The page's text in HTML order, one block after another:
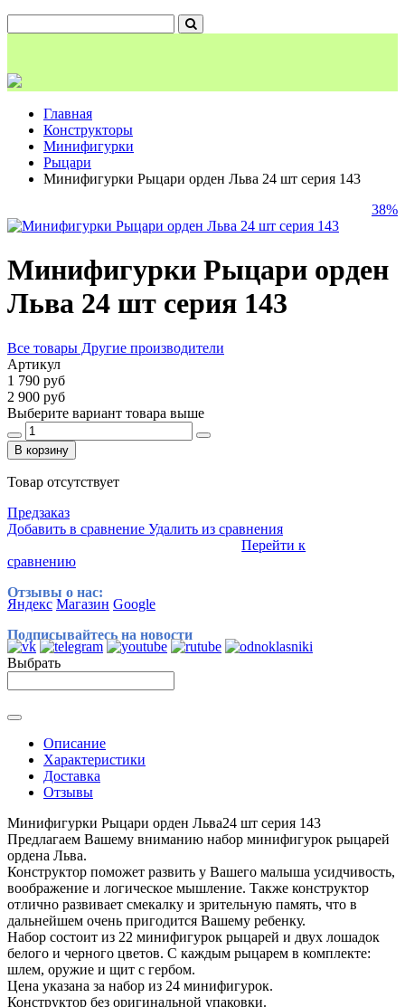
Главная
Конструкторы
Минифигурки
Рыцари
Минифигурки Рыцари орден Льва 24 шт серия 143
38%
Минифигурки Рыцари орден
Льва 24 шт серия 143
Все товары Другие производители
Артикул
1 790 руб
2 900 руб
Выберите вариант товара выше
В корзину
Товар отсутствует
Предзаказ
Добавить в сравнение Удалить из сравнения
Перейти к
сравнению
Отзывы о нас:
Яндекс Магазин Google
Подписывайтесь на новости
Выбрать
Описание
Характеристики
Доставка
Отзывы
Минифигурки Рыцари орден Льва24 шт серия 143
Предлагаем Вашему вниманию набор минифигурок рыцарей
ордена Льва.
Конструктор поможет развить у Вашего малыша усидчивость,
воображение и логическое мышление. Также конструктор
отлично развивает смекалку и зрительную память, что в
дальнейшем очень пригодится Вашему ребенку.
Набор состоит из 22 минифигурок рыцарей и двух лошадок
белого и черного цветов. С каждым рыцарем в комплекте:
шлем, оружие и щит с гербом.
Цена указана за набор из 24 минифигурок.
Конструктор без оригинальной упаковки.